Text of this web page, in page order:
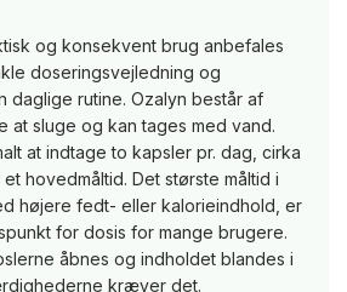
og konsekvent brug anbefales
doseringsvejledning og
daglige rutine. Ozalyn består af
at sluge og kan tages med vand.
at indtage to kapsler pr. dag, cirka
hovedmåltid. Det største måltid i
højere fedt- eller kalorieindhold, er
for dosis for mange brugere.
åbnes og indholdet blandes i
kræver det.